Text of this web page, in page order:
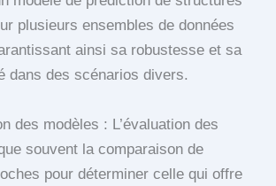
plusieurs ensembles de données
ainsi sa robustesse et sa
dans des scénarios divers.
des modèles : L’évaluation des
souvent la comparaison de
pour déterminer celle qui offre